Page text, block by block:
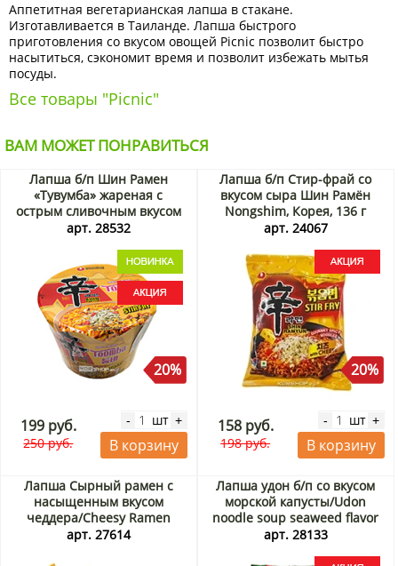
Аппетитная вегетарианская лапша в стакане.
Изготавливается в Таиланде. Лапша быстрого
приготовления со вкусом овощей Picnic позволит быстро
насытиться, сэкономит время и позволит избежать мытья
посуды.
Все товары "Picnic"
ВАМ МОЖЕТ ПОНРАВИТЬСЯ
Лапша б/п Шин Рамен
«Тувумба» жареная с
острым сливочным вкусом
(Shin Ramyun Stir Fry
113 г Акция
арт. 28532
20%
199 руб.
250 руб.
- шт +
В корзину
Лапша б/п Стир-фрай со
вкусом сыра Шин Рамён
Nongshim, Корея, 136 г
Акция
арт. 24067
20%
158 руб.
198 руб.
- шт +
В корзину
Лапша Сырный рамен с
насыщенным вкусом
чеддера/Cheesy Ramen
Otoki Ottogi (Корея), 111 г
арт. 27614
Лапша удон б/п со вкусом
морской капусты/Udon
noodle soup seaweed flavor
hi-myun Самлип/Samlip,
арт. 28133